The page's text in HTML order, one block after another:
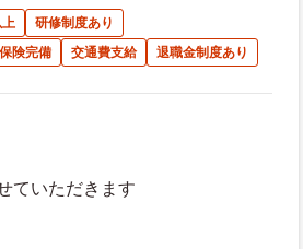
研修制度あり
険完備 交通費支給 退職金制度あり
ていただきます